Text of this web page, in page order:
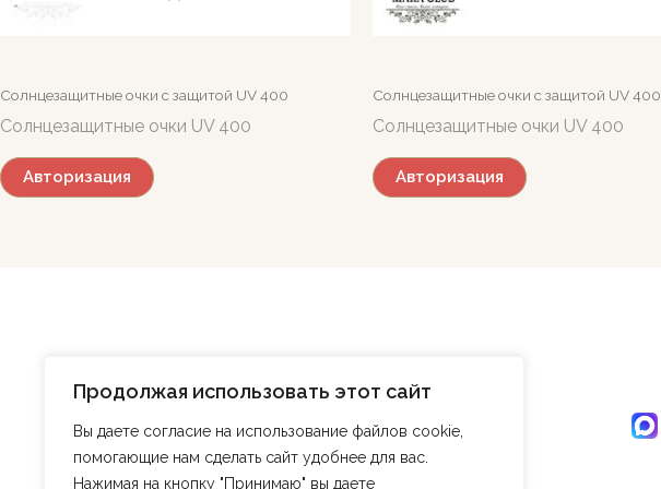
Продолжая использовать этот сайт
Вы даете согласие на использование файлов cookie,
помогающие нам сделать сайт удобнее для вас.
Нажимая на кнопку "Принимаю" вы даете
Солнцезащитные очки c защитой UV 400
Солнцезащитные очки UV 400
Авторизация
Солнцезащитные очки c защитой UV 400
Солнцезащитные очки UV 400
Авторизация
Главная Магазин О нас
БЛОГ